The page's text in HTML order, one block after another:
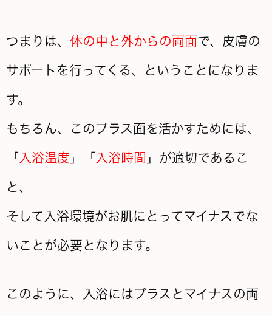
つまりは、 体の中と外からの両面で、皮膚の
サポートを行ってくる、ということになりま
す。
もちろん、このプラス面を活かすためには、
「 入浴温度 」「 入浴時間 」が適切であるこ
と、
そして入浴環境がお肌にとってマイナスでな
いことが必要となります。
このように、入浴にはプラスとマイナスの両